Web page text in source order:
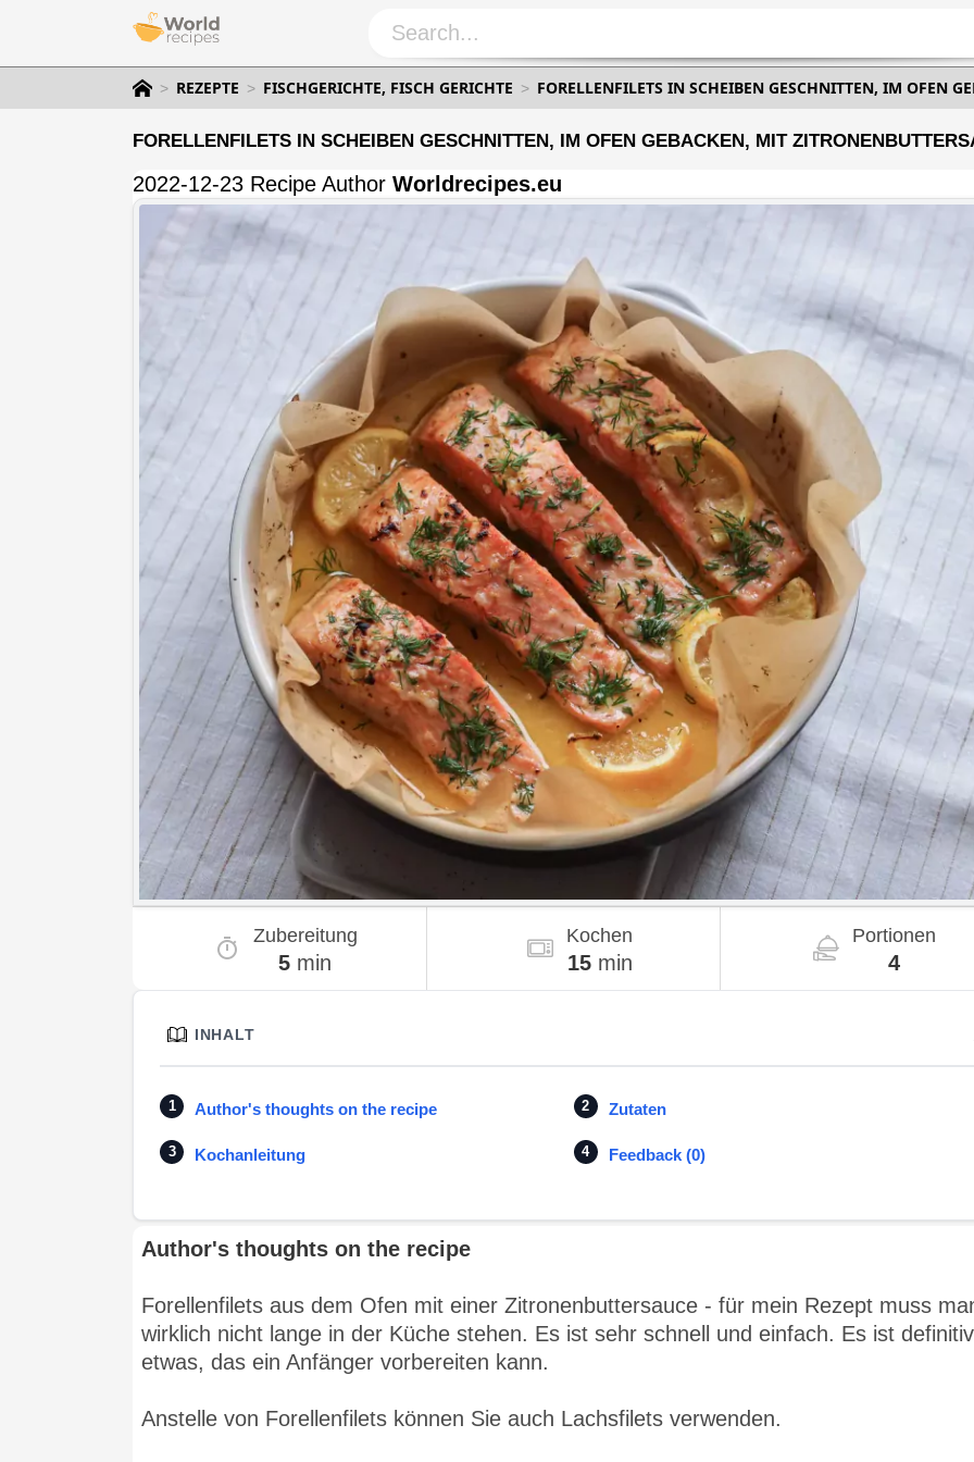
REZEPTE FISCHGERICHTE, FISCH GERICHTE FORELLENFILETS IN SCHEIBEN GESCHNITTEN, IM OFEN
FORELLENFILETS IN SCHEIBEN GESCHNITTEN, IM OFEN GEBACKEN, MIT
2022-12-23 Recipe Author Worldrecipes.eu
Zubereitung
5 min
Kochen
15min
Portionen
4
INHALT
Author's thoughts on the recipe Zutaten
Kochanleitung Feedback (0)
Author's thoughts on the recipe
Forellenfilets aus dem Ofen mit einer Zitronenbuttersauce - für mein Rezept muss
wirklich nicht lange in der Küche stehen. Es ist sehr schnell und einfach. Es ist definitiv
etwas, das ein Anfänger vorbereiten kann.
Anstelle von Forellenfilets können Sie auch Lachsfilets verwenden.